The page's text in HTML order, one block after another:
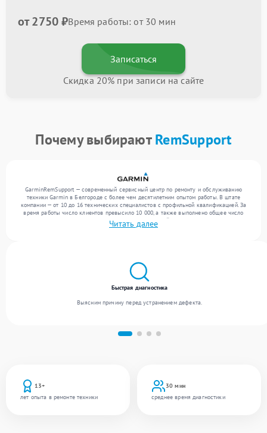
от 2750 ₽Время работы: от 30 мин
Записаться
Скидка 20% при записи на сайте
Почему выбираютRemSupport
GarminRemSupport — современный сервисный центр по ремонту и обслуживанию
техники Garmin в Белгороде с более чем десятилетним опытом работы. В штате
компании — от 10 до 16 технических специалистов с профильной квалификацией. За
время работы число клиентов превысило 10 000, а также выполнено общее число
ремонтов превысило 12 000. Ежемесячно в сервисный центр поступает более 300
устройств, включая , , . Мы устраняем поломки любой сложности и поддерживаем
Читать далее
13+
лет опыта в ремонте техники
30 мин
среднее время диагностики
Быстрая диагностика
Выясним причину перед устранением дефекта.